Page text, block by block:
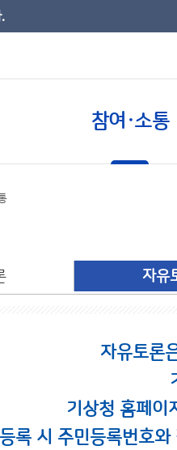
참여·소통
자유
자유토론
기상청 홈페이
록 시 주민등록번호